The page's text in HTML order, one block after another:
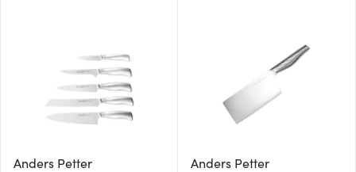
Anders Petter Anders Petter